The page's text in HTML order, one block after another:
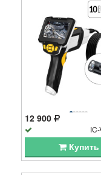
12 900
Купить